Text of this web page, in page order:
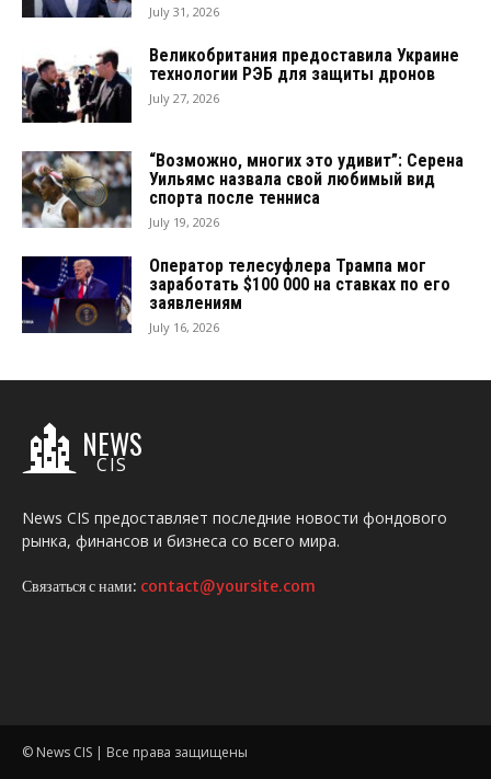
July 31, 2026
Великобритания предоставила Украине
технологии РЭБ для защиты дронов
July 27, 2026
“Возможно, многих это удивит”: Серена
Уильямс назвала свой любимый вид
спорта после тенниса
July 19, 2026
Оператор телесуфлера Трампа мог
заработать $100 000 на ставках по его
заявлениям
July 16, 2026
NEWS
CIS
News CIS предоставляет последние новости фондового
рынка, финансов и бизнеса со всего мира.
Связаться с нами: contact@yoursite.com
© News CIS | Все права защищены